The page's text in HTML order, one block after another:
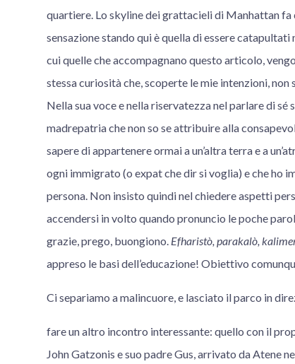
quartiere. Lo skyline dei grattacieli di Manhattan
sensazione stando qui è quella di essere
cui quelle che accompagnano questo articolo,
stessa curiosità che, scoperte le mie intenzioni,
Nella sua voce e nella riservatezza nel parlare di
madrepatria che non so se attribuire alla
sapere di appartenere ormai a un’altra terra e a
ogni immigrato (o expat che dir si voglia) e che ho
persona. Non insisto quindi nel chiedere aspetti
accendersi in volto quando pronuncio le poche
grazie, prego, buongiono. Efharistò, parakalò,
appreso le basi dell’educazione! Obiettivo
Ci separiamo a malincuore, e lasciato il parco in
fare un altro incontro interessante: quello con il
John Gatzonis e suo padre Gus, arrivato da Atene